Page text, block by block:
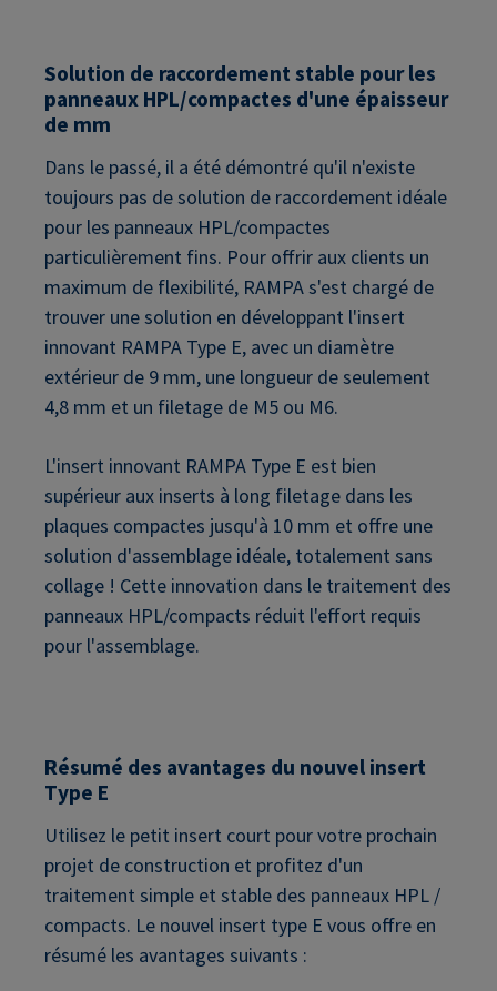
Solution de raccordement stable pour les
panneaux HPL/compactes d'une épaisseur
de mm
Dans le passé, il a été démontré qu'il n'existe
toujours pas de solution de raccordement idéale
pour les panneaux HPL/compactes
particulièrement fins. Pour offrir aux clients un
maximum de flexibilité, RAMPA s'est chargé de
trouver une solution en développant l'insert
innovant RAMPA Type E, avec un diamètre
extérieur de 9 mm, une longueur de seulement
4,8 mm et un filetage de M5 ou M6.
L'insert innovant RAMPA Type E est bien
supérieur aux inserts à long filetage dans les
plaques compactes jusqu'à 10 mm et offre une
solution d'assemblage idéale, totalement sans
collage ! Cette innovation dans le traitement des
panneaux HPL/compacts réduit l'effort requis
pour l'assemblage.
Résumé des avantages du nouvel insert
Type E
Utilisez le petit insert court pour votre prochain
projet de construction et profitez d'un
traitement simple et stable des panneaux HPL /
compacts. Le nouvel insert type E vous offre en
résumé les avantages suivants :